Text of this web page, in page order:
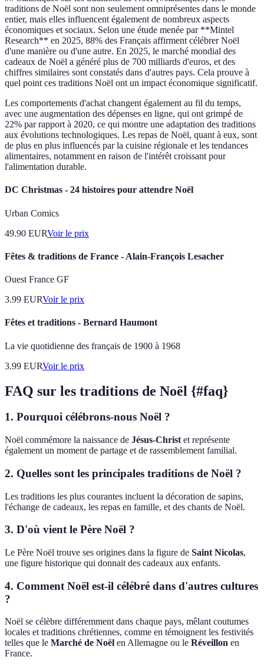
traditions de Noël sont non seulement omniprésentes dans le monde
entier, mais elles influencent également de nombreux aspects
économiques et sociaux. Selon une étude menée par **Mintel
Research** en 2025, 88% des Français affirment célébrer Noël
d'une manière ou d'une autre. En 2025, le marché mondial des
cadeaux de Noël a généré plus de 700 milliards d'euros, et des
chiffres similaires sont constatés dans d'autres pays. Cela prouve à
quel point ces traditions Noël ont un impact économique significatif.
Les comportements d'achat changent également au fil du temps,
avec une augmentation des dépenses en ligne, qui ont grimpé de
22% par rapport à 2020, ce qui montre une adaptation des traditions
aux évolutions technologiques. Les repas de Noël, quant à eux, sont
de plus en plus influencés par la cuisine régionale et les tendances
alimentaires, notamment en raison de l'intérêt croissant pour
l'alimentation durable.
DC Christmas - 24 histoires pour attendre Noël
Urban Comics
49.90 EURVoir le prix
Fêtes & traditions de France - Alain-François Lesacher
Ouest France GF
3.99 EURVoir le prix
Fêtes et traditions - Bernard Haumont
La vie quotidienne des français de 1900 à 1968
3.99 EURVoir le prix
FAQ sur les traditions de Noël {#faq}
1. Pourquoi célébrons-nous Noël ?
Noël commémore la naissance de Jésus-Christ et représente
également un moment de partage et de rassemblement familial.
2. Quelles sont les principales traditions de Noël ?
Les traditions les plus courantes incluent la décoration de sapins,
l'échange de cadeaux, les repas en famille, et des chants de Noël.
3. D'où vient le Père Noël ?
Le Père Noël trouve ses origines dans la figure de Saint Nicolas,
une figure historique qui donnait des cadeaux aux enfants.
4. Comment Noël est-il célébré dans d'autres cultures
?
Noël se célèbre différemment dans chaque pays, mêlant coutumes
locales et traditions chrétiennes, comme en témoignent les festivités
telles que le Marché de Noël en Allemagne ou le Réveillon en
France.